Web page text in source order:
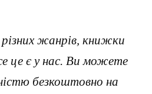
жанрів, книжки
це є у нас. Ви можете
безкоштовно на